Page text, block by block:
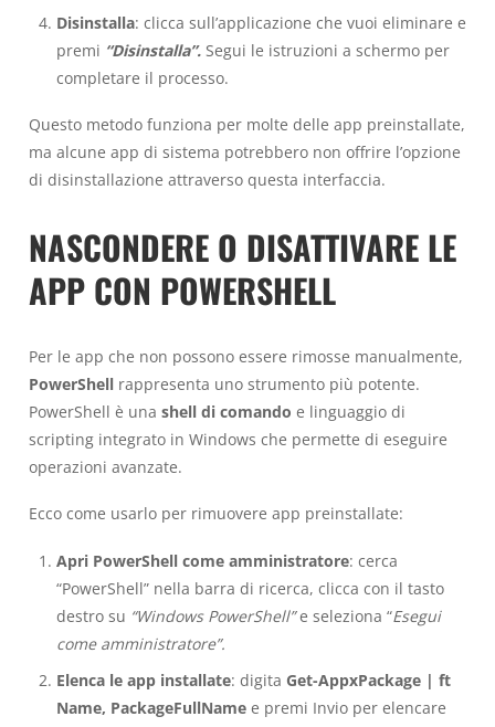
Disinstalla: clicca sull’applicazione che vuoi eliminare e
premi “Disinstalla”.Segui le istruzioni a schermo per
completare il processo.
Questo metodo funziona per molte delle app preinstallate,
ma alcune app di sistema potrebbero non offrire l’opzione
di disinstallazione attraverso questa interfaccia.
NASCONDERE O DISATTIVARE LE
APP CON POWERSHELL
Per le app che non possono essere rimosse manualmente,
PowerShell rappresenta uno strumento più potente.
PowerShell è una shell di comando e linguaggio di
scripting integrato in Windows che permette di eseguire
operazioni avanzate.
Ecco come usarlo per rimuovere app preinstallate:
Apri PowerShell come amministratore: cerca
“PowerShell” nella barra di ricerca, clicca con il tasto
destro su “Windows PowerShell”e seleziona “Esegui
come amministratore”.
Elenca le app installate: digita Get-AppxPackage | ft
Name, PackageFullNamee premi Invio per elencare